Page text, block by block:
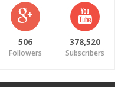
506
Followers
378,520
Subscribers